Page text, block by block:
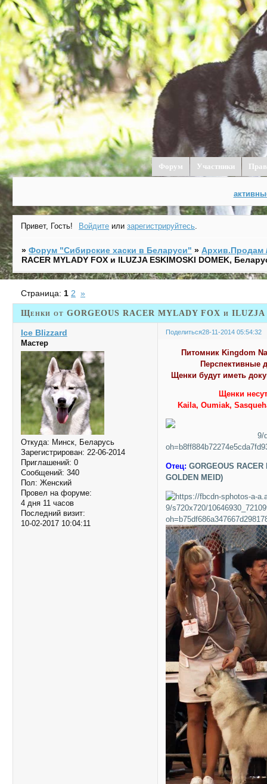
Форум Участники
Привет, Гость! Войдите илизарегистрируйтесь.
»Форум "Cибирские хаски в Беларуси" »Архив.Продам
RACER MYLADY FOX и ILUZJA ESKIMOSKI DOMEK,
Щенки от GORGEOUS RACER MYLADY FOX и
Страница: 1 2 »
Поделиться28-11-2014 05:54:32
Ice Blizzard
Мастер
Откуда: Минск, Беларусь
Зарегистрирован: 22-06-2014
Приглашений: 0
Сообщений: 340
Пол: Женский
Провел на форуме:
4 дня 11 часов
Последний визит:
10-02-2017 10:04:11
Питомник Kingdom
Перспективные
Щенки будут иметь
Щенки
Kaila, Oumiak,
Отец:GORGEOUS
GOLDEN MEID)